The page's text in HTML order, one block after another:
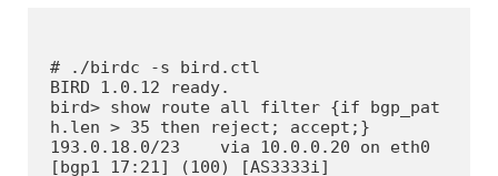
# ./birdc -s bird.ctl
BIRD 1.0.12 ready.
bird> show route all filter {if bgp_pat
h.len > 35 then reject; accept;}
193.0.18.0/23    via 10.0.0.20 on eth0
[bgp1 17:21] (100) [AS3333i]